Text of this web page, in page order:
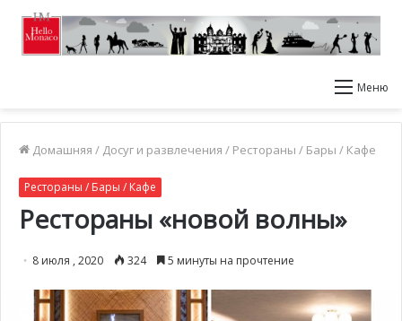
Меню
Домашняя / Досуг и развлечения / Рестораны / Бары / Кафе
Рестораны / Бары / Кафе
Рестораны «новой волны»
8 июля , 2020 324 5 минуты на прочтение